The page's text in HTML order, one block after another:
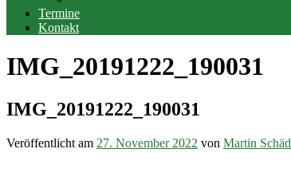
Termine
Kontakt
IMG_20191222_190031
IMG_20191222_190031
Veröffentlicht am 27. November 2022 von Martin